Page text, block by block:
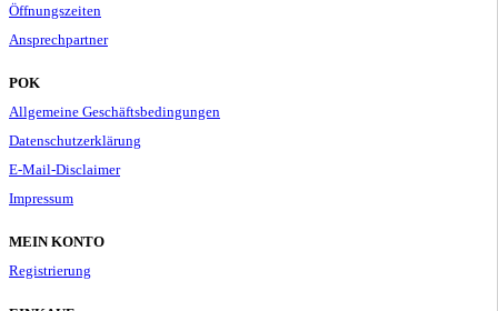
Öffnungszeiten
Ansprechpartner
POK
Allgemeine Geschäftsbedingungen
Datenschutzerklärung
E-Mail-Disclaimer
Impressum
MEIN KONTO
Registrierung